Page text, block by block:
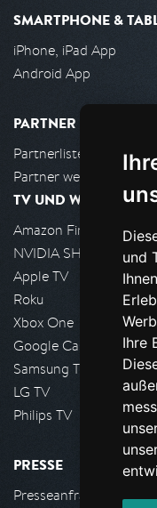
und
Ihre
SMARTPHONE &
iPhone, iPad App
Android App
PARTNER
Partnerliste
Partner werden
TV UND
Amazon FireTV
NVIDIA SHIELD,
Apple TV
Roku
Xbox One
Google Cast
Samsung TV
LG TV
Philips TV
PRESSE
Presseanfrage stellen